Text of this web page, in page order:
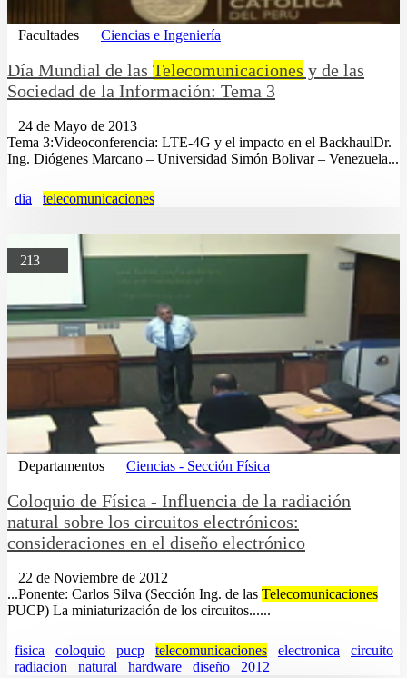
Facultades Ciencias e Ingeniería
Día Mundial de las Telecomunicaciones y de las
Sociedad de la Información: Tema 3
24 de Mayo de 2013
Tema 3:Videoconferencia: LTE-4G y el impacto en el BackhaulDr.
Ing. Diógenes Marcano – Universidad Simón Bolivar – Venezuela...
dia telecomunicaciones
213
Departamentos Ciencias - Sección Física
Coloquio de Fí­sica - Influencia de la radiación
natural sobre los circuitos electrónicos:
consideraciones en el diseño electrónico
22 de Noviembre de 2012
...Ponente: Carlos Silva (Sección Ing. de las Telecomunicaciones
PUCP) La miniaturización de los circuitos......
fisica coloquio pucp telecomunicaciones electronica
circuito
radiacion
natural hardware diseño 2012